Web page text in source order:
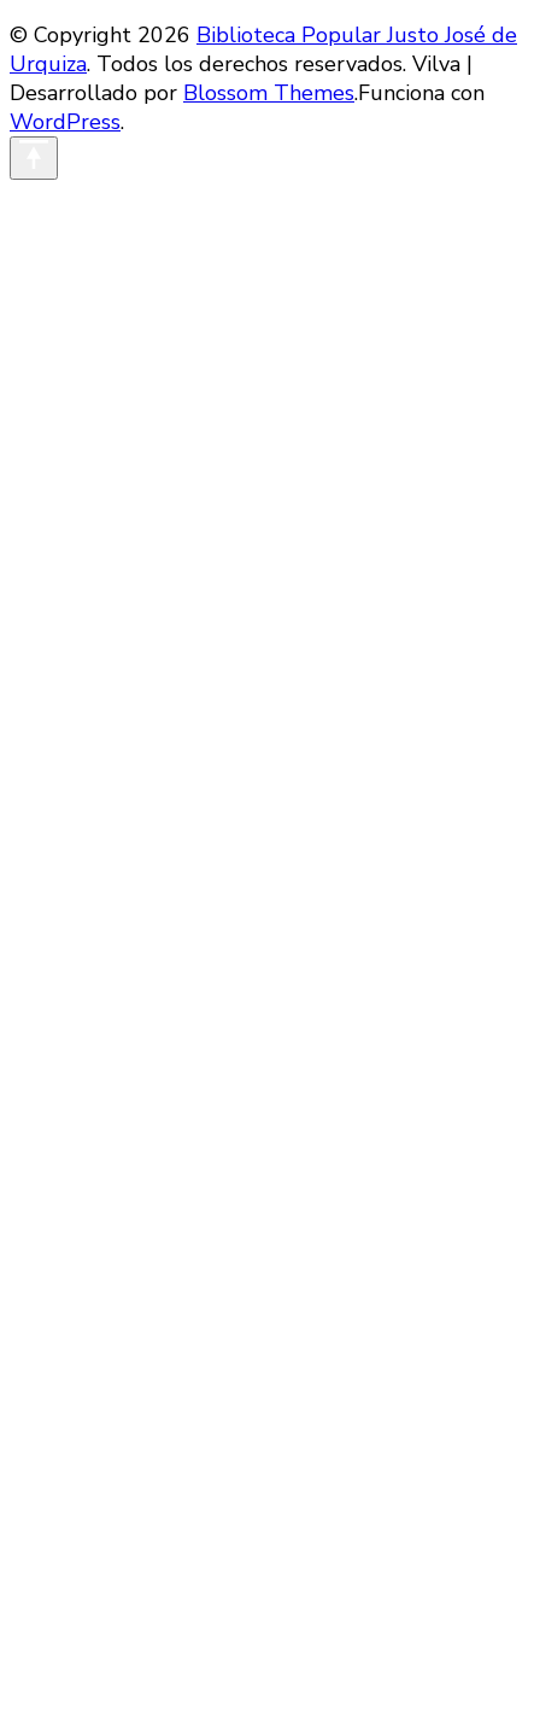
© Copyright 2026 Biblioteca Popular Justo José de
Urquiza. Todos los derechos reservados. Vilva |
Desarrollado por Blossom Themes.Funciona con
WordPress.